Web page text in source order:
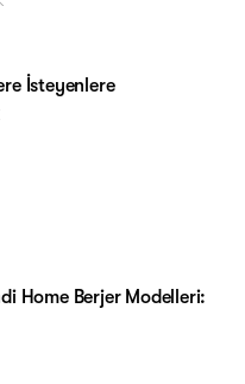
İsteyenlere
Home Berjer Modelleri: